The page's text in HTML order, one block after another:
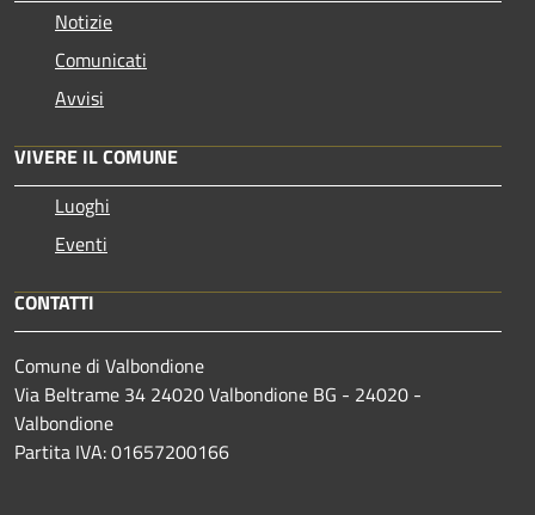
Notizie
Comunicati
Avvisi
VIVERE IL COMUNE
Luoghi
Eventi
CONTATTI
Comune di Valbondione
Via Beltrame 34 24020 Valbondione BG - 24020 -
Valbondione
Partita IVA: 01657200166